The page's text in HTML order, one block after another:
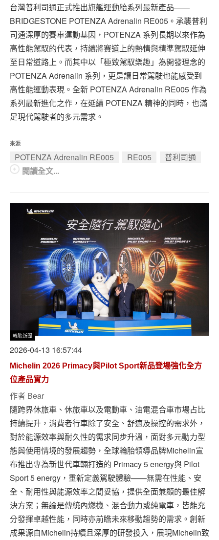
台灣普利司通正式推出旗艦運動胎系列最新產品——
BRIDGESTONE POTENZA Adrenalin RE005。承襲普利
司通深厚的賽車運動基因，POTENZA 系列長期以來作為
高性能駕馭的代表，持續將賽道上的熱情與精準駕馭延伸
至日常道路上。而其中以「極致駕馭樂趣」為開發理念的
POTENZA Adrenalin 系列，更是讓日常駕駛也能感受到
高性能運動表現。全新 POTENZA Adrenalin RE005 作為
系列最新進化之作，在延續 POTENZA 精神的同時，也滿
足現代駕駛者的多元需求。
來源
POTENZA Adrenalin RE005 RE005
普利司通
閱讀全文...
輪胎新聞
2026-04-13 16:57:44
Michelin 2026 Primacy與Pilot Sport新品登場強化全方
位產品實力
作者 Bear
隨跨界休旅車、休旅車以及電動車、油電混合車市場占比
持續提升，消費者行車除了安全、舒適及操控的需求外，
對於能源效率與耐久性的需求同步升溫，面對多元動力型
態與使用情境的發展趨勢，全球輪胎領導品牌Michelin宣
布推出專為新世代車輛打造的 Primacy 5 energy與 Pilot
Sport 5 energy，重新定義駕駛體驗——無需在性能、安
全、耐用性與能源效率之間妥協，提供全面兼顧的最佳解
決方案；無論是傳統內燃機、混合動力或純電車，皆能充
分發揮卓越性能，同時亦前瞻未來移動趨勢的需求。創新
成果源自Michelin持續且深厚的研發投入，展現Michelin致